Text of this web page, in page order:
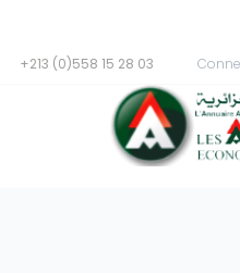
+213 (0)558 15 28 03